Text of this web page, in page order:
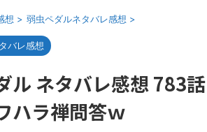
想 > 弱虫ペダルネタバレ感想 >
バレ感想
ル ネタバレ感想 783
ハラ禅問答ｗ